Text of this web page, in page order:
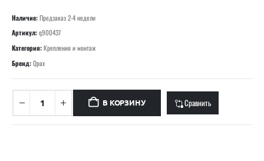
Наличие:Предзаказ 2-4 недели
Артикул:q900437
Категория:Крепления и монтаж
Бренд:Qpax
В КОРЗИНУ Сравнить